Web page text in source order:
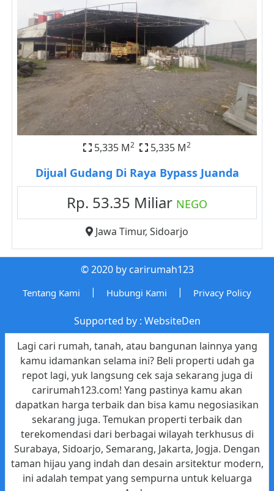
5,335 M2 5,335 M2
Dijual Gudang Di Raya Bypass Juanda
Rp. 53.35 Miliar NEGO
Jawa Timur, Sidoarjo
© 2020 by carirumah123
Tentang Kami | Hubungi Kami | Privacy Policy
Supported by : WebsiteDen
Lagi cari rumah, tanah, atau bangunan lainnya yang
kamu idamankan selama ini? Beli properti udah ga
repot lagi, yuk langsung cek saja sekarang juga di
carirumah123.com! Yang pastinya kamu akan
dapatkan harga terbaik dan bisa kamu negosiasikan
sekarang juga. Temukan properti terbaik dan
terekomendasi dari berbagai wilayah terkhusus di
Surabaya, Sidoarjo, Semarang, Jakarta, Jogja. Dengan
taman hijau yang indah dan desain arsitektur modern,
ini adalah tempat yang sempurna untuk keluarga